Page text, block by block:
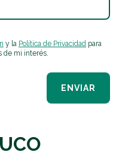
y la Política de Privacidad para
de mi interés.
ENVIAR